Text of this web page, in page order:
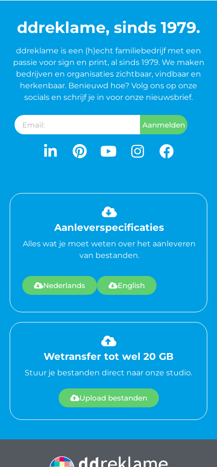
ddreklame, sinds 1979.
ddreklame is een (h)echt familiebedrijf met een
passie voor sign en print, al sinds 1979. We maken
bedrijven en organisaties zichtbaar, vindbaar en
herkenbaar. Benieuwd hoe? Volg ons op onze
socials en schrijf je in voor onze nieuwsbrief.
Aanmelden
Aanleverspecificaties
Alles wat je moet weten over het aanleveren
van bestanden.
Nederlands English
Wetransfer tot wel 20 GB
Stuur je bestanden direct naar onze studio.
Upload bestanden